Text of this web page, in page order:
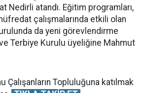
Nedirli atandı. Eğitim programları,
çalışmalarında etkili olan
da yeni görevlendirme
Terbiye Kurulu üyeliğine Mahmut
Çalışanların Topluluğuna katılmak